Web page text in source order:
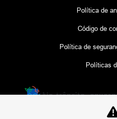
Política de
Código de
Política de
Políticas
No trânsito,